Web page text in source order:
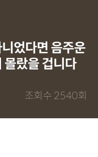
었다면 음주운
몰랐을 겁니다
조회수 2540회